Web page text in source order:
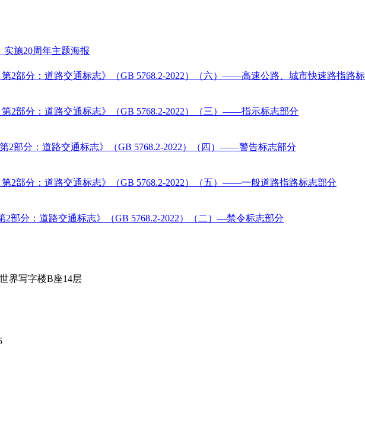
施20周年主题海报
2部分：道路交通标志》（GB 5768.2-2022）（六）——高速公路、城市快速路指路
2部分：道路交通标志》（GB 5768.2-2022）（三）——指示标志部分
2部分：道路交通标志》（GB 5768.2-2022）（四）——警告标志部分
2部分：道路交通标志》（GB 5768.2-2022）（五）——一般道路指路标志部分
2部分：道路交通标志》（GB 5768.2-2022）（二）—禁令标志部分
界写字楼B座14层